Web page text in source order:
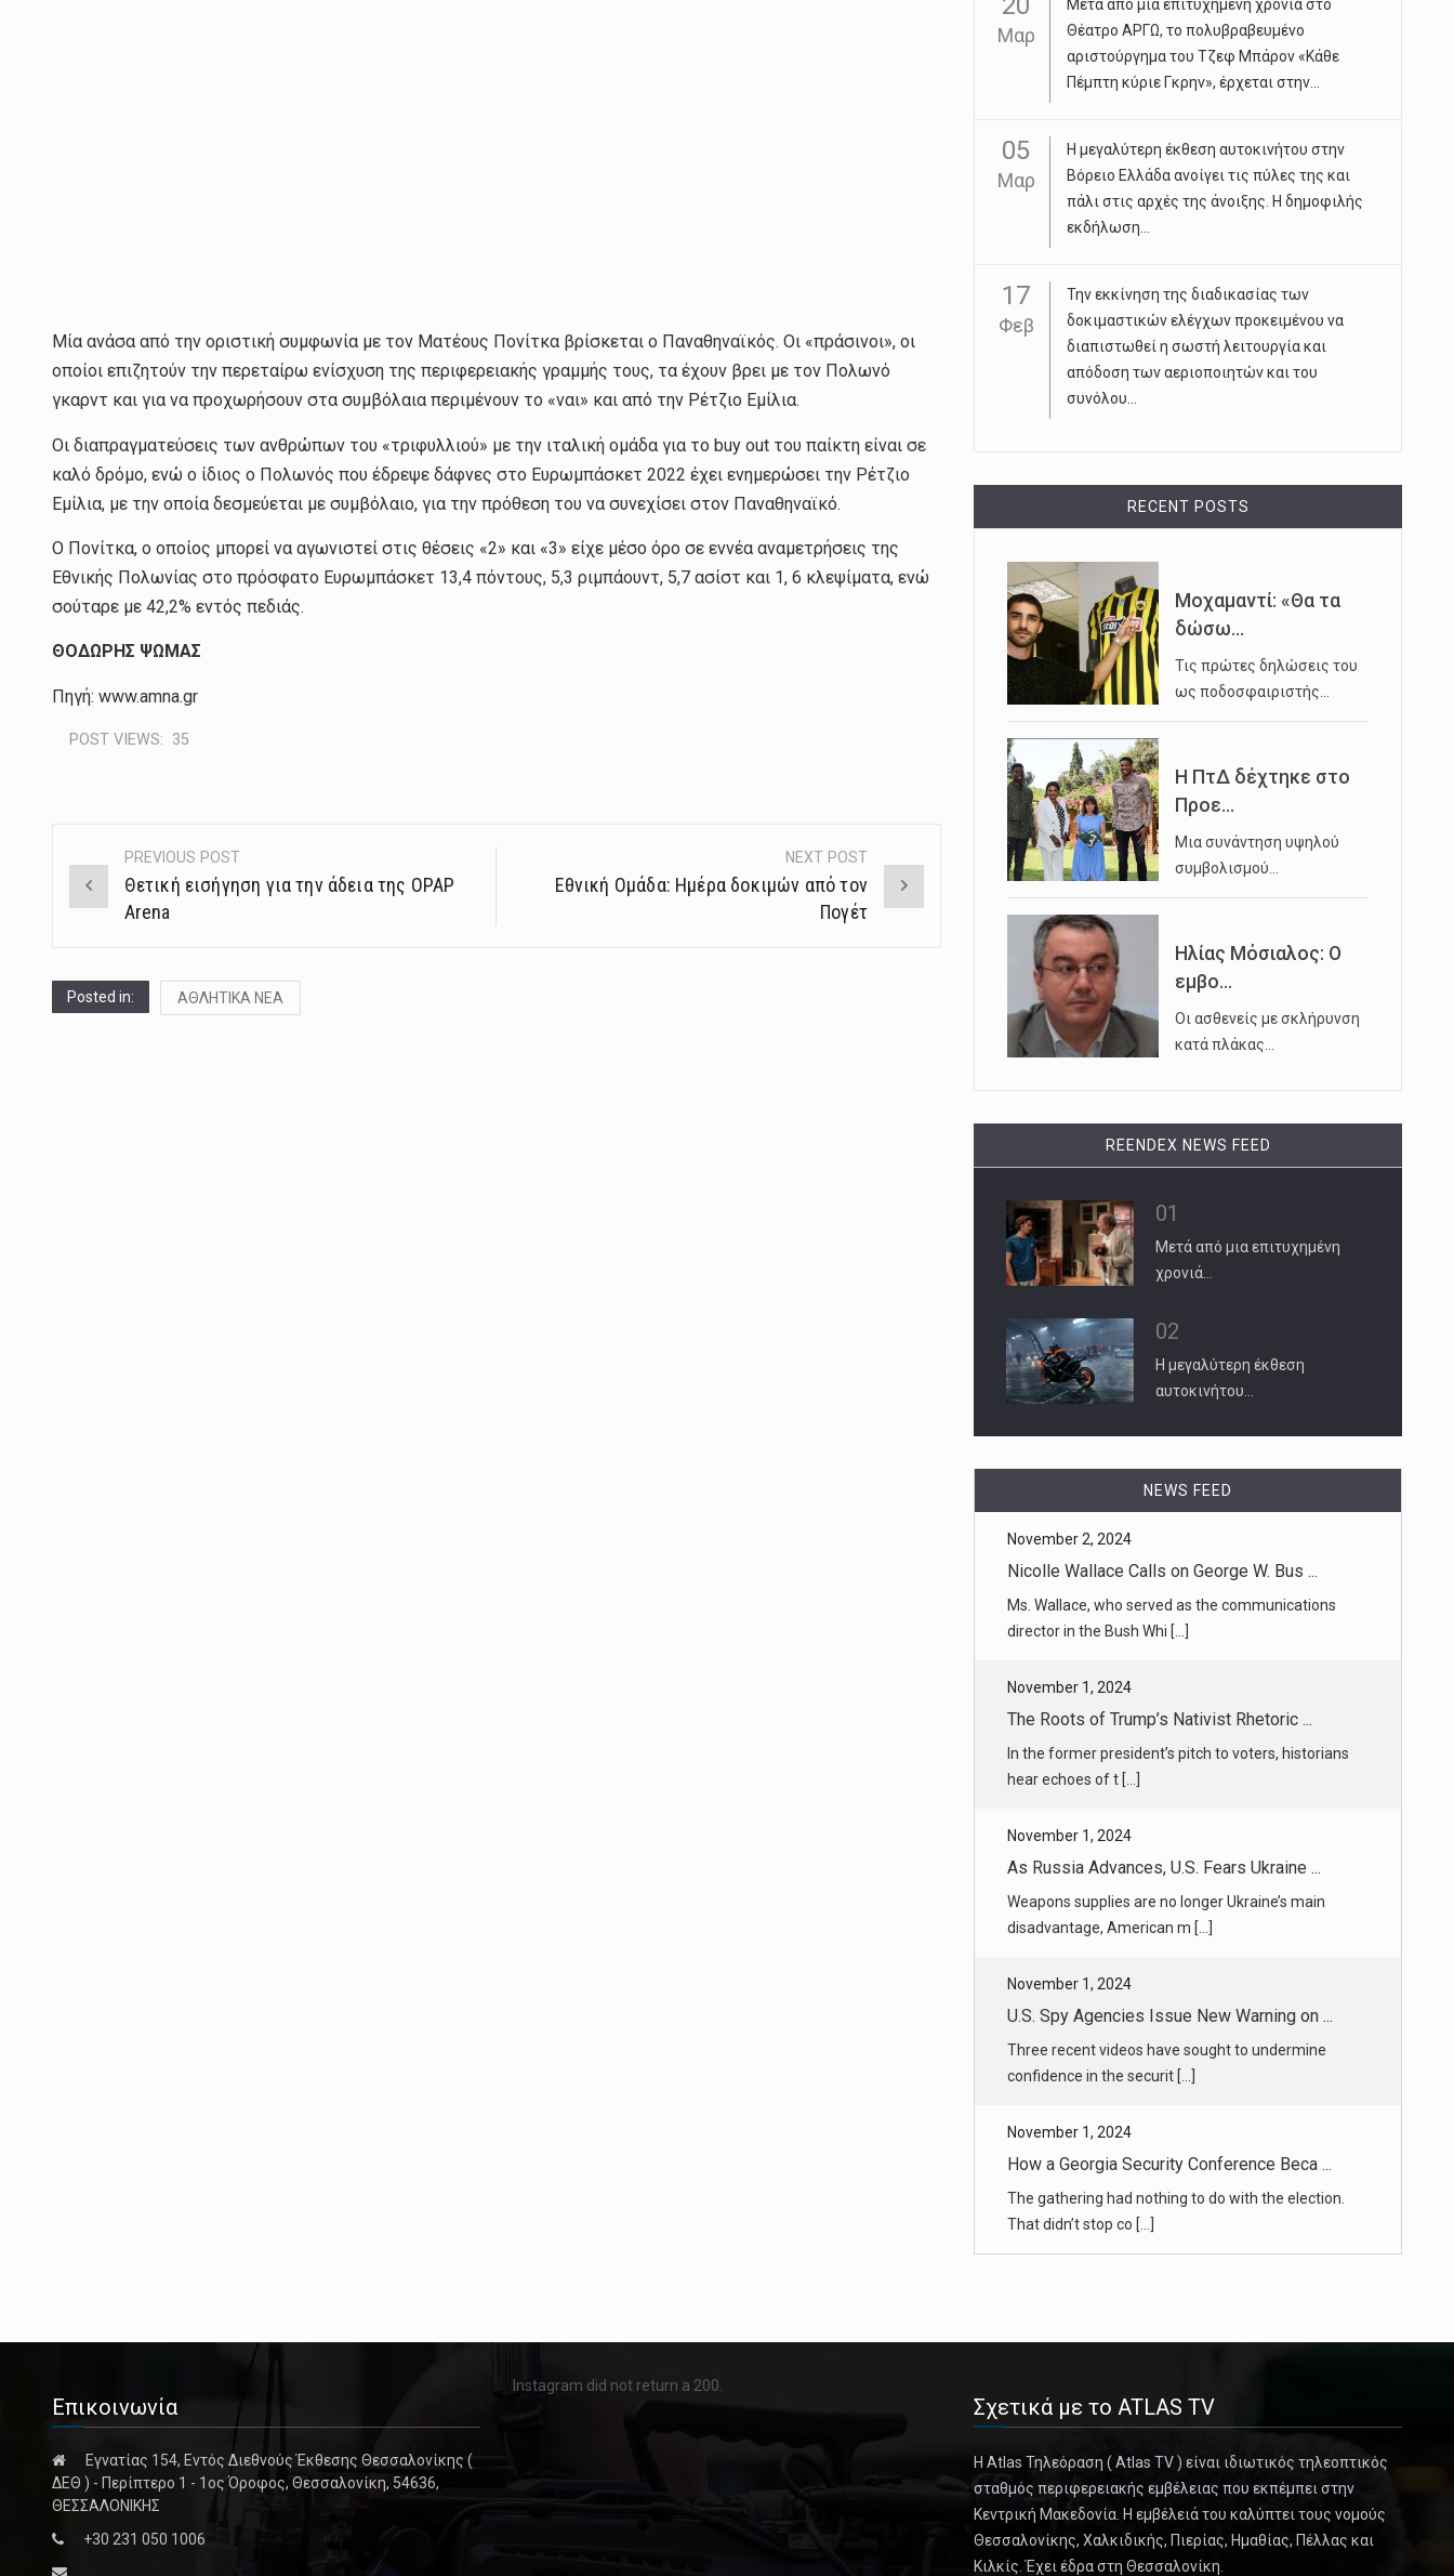
Μία ανάσα από την οριστική συμφωνία με τον Ματέους Πονίτκα βρίσκεται ο Παναθηναϊκός. Οι «πράσινοι», οι
οποίοι επιζητούν την περεταίρω ενίσχυση της περιφερειακής γραμμής τους, τα έχουν βρει με τον Πολωνό
γκαρντ και για να προχωρήσουν στα συμβόλαια περιμένουν το «ναι» και από την Ρέτζιο Εμίλια.
Οι διαπραγματεύσεις των ανθρώπων του «τριφυλλιού» με την ιταλική ομάδα για το buy out του παίκτη είναι σε
καλό δρόμο, ενώ ο ίδιος ο Πολωνός που έδρεψε δάφνες στο Ευρωμπάσκετ 2022 έχει ενημερώσει την Ρέτζιο
Εμίλια, με την οποία δεσμεύεται με συμβόλαιο, για την πρόθεση του να συνεχίσει στον Παναθηναϊκό.
Ο Πονίτκα, ο οποίος μπορεί να αγωνιστεί στις θέσεις «2» και «3» είχε μέσο όρο σε εννέα αναμετρήσεις της
Εθνικής Πολωνίας στο πρόσφατο Ευρωμπάσκετ 13,4 πόντους, 5,3 ριμπάουντ, 5,7 ασίστ και 1, 6 κλεψίματα, ενώ
σούταρε με 42,2% εντός πεδιάς.
ΘΟΔΩΡΗΣ ΨΩΜΑΣ
Πηγή: www.amna.gr
POST VIEWS: 35
Post
navigation
PREVIOUS POST
Θετική εισήγηση για την άδεια της OPAP
Arena
NEXT POST
Εθνική Ομάδα: Ημέρα δοκιμών από τον
Πογέτ
Posted in: ΑΘΛΗΤΙΚΑ ΝΕΑ
Μαρ
Μετά από μια επιτυχημένη χρονιά στο
Θέατρο ΑΡΓΩ, το πολυβραβευμένο
αριστούργημα του Τζεφ Μπάρον «Κάθε
Πέμπτη κύριε Γκρην», έρχεται στην...
05
Μαρ
Η μεγαλύτερη έκθεση αυτοκινήτου στην
Βόρειο Ελλάδα ανοίγει τις πύλες της και
πάλι στις αρχές της άνοιξης. Η δημοφιλής
εκδήλωση...
17
Φεβ
Την εκκίνηση της διαδικασίας των
δοκιμαστικών ελέγχων προκειμένου να
διαπιστωθεί η σωστή λειτουργία και
απόδοση των αεριοποιητών και του
συνόλου...
RECENT POSTS
Μοχαμαντί: «Θα τα
δώσω...
Τις πρώτες δηλώσεις του
ως ποδοσφαιριστής…
Η ΠτΔ δέχτηκε στο
Προε...
Μια συνάντηση υψηλού
συμβολισμού…
Ηλίας Μόσιαλος: Ο
εμβο...
Οι ασθενείς με σκλήρυνση
κατά πλάκας…
REENDEX NEWS FEED
01
Μετά από μια επιτυχημένη
χρονιά…
02
Η μεγαλύτερη έκθεση
αυτοκινήτου…
NEWS FEED
Ms. Wallace, who served as the communications
November 1, 2024
The Roots of Trump’s Nativist Rhetoric ...
In the former president’s pitch to voters, historians
November 1, 2024
As Russia Advances, U.S. Fears Ukraine ...
Weapons supplies are no longer Ukraine’s main
November 1, 2024
U.S. Spy Agencies Issue New Warning on ...
Three recent videos have sought to undermine
November 1, 2024
How a Georgia Security Conference Beca ...
The gathering had nothing to do with the election.
November 1, 2024
Israel Strikes Near Lebanon’s Capital ...
The Biden administration sent envoys including the
faced down the man accus [...]
November 1, 2024
Spain Braces for More Rain and Floodin ...
The authorities said dozens of people were still
missing, as forecaste [...]
Επικοινωνία
Εγνατίας 154, Εντός Διεθνούς Έκθεσης Θεσσαλονίκης (
ΔΕΘ ) - Περίπτερο 1 - 1ος Όροφος, Θεσσαλονίκη, 54636,
ΘΕΣΣΑΛΟΝΙΚΗΣ
+30 231 050 1006
Instagram did not return a 200.
Σχετικά με το ATLAS TV
Η Atlas Τηλεόραση ( Atlas TV ) είναι ιδιωτικός τηλεοπτικός
σταθμός περιφερειακής εμβέλειας που εκπέμπει στην
Κεντρική Μακεδονία. Η εμβέλειά του καλύπτει τους νομούς
Θεσσαλονίκης, Χαλκιδικής, Πιερίας, Ημαθίας, Πέλλας και
Κιλκίς. Έχει έδρα στη Θεσσαλονίκη.